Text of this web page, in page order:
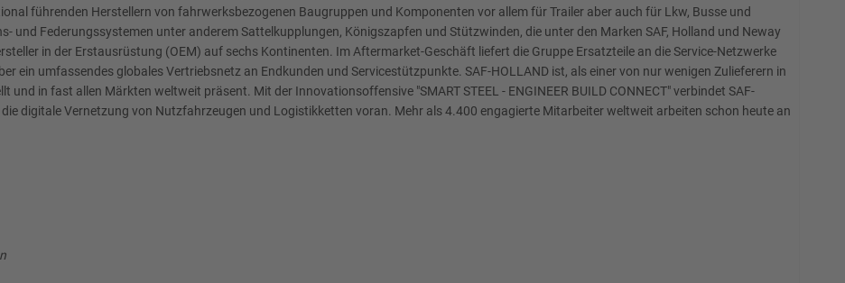
führenden Herstellern von fahrwerksbezogenen Baugruppen und Komponenten vor allem für Trailer aber auch für Lkw, Busse und
und Federungssystemen unter anderem Sattelkupplungen, Königszapfen und Stützwinden, die unter den Marken SAF, Holland und Neway
in der Erstausrüstung (OEM) auf sechs Kontinenten. Im Aftermarket-Geschäft liefert die Gruppe Ersatzteile an die Service-Netzwerke
ein umfassendes globales Vertriebsnetz an Endkunden und Servicestützpunkte. SAF-HOLLAND ist, als einer von nur wenigen Zulieferern in
in fast allen Märkten weltweit präsent. Mit der Innovationsoffensive "SMART STEEL - ENGINEER BUILD CONNECT" verbindet SAF-
digitale Vernetzung von Nutzfahrzeugen und Logistikketten voran. Mehr als 4.400 engagierte Mitarbeiter weltweit arbeiten schon heute an